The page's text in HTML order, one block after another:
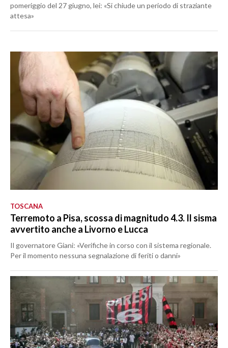
pomeriggio del 27 giugno, lei: «Si chiude un periodo di straziante
attesa»
TOSCANA
Terremoto a Pisa, scossa di magnitudo 4.3. Il sisma
avvertito anche a Livorno e Lucca
Il governatore Giani: «Verifiche in corso con il sistema regionale.
Per il momento nessuna segnalazione di feriti o danni»